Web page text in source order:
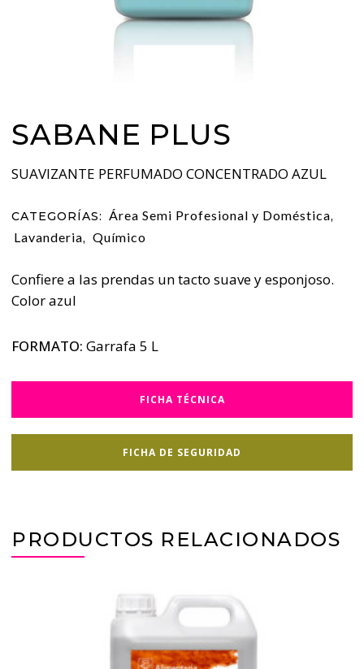
SABANE PLUS
SUAVIZANTE PERFUMADO CONCENTRADO AZUL
CATEGORÍAS: Área Semi Profesional y Doméstica,
Lavanderia, Químico
Confiere a las prendas un tacto suave y esponjoso.
Color azul
FORMATO: Garrafa 5 L
FICHA TÉCNICA
FICHA DE SEGURIDAD
PRODUCTOS RELACIONADOS